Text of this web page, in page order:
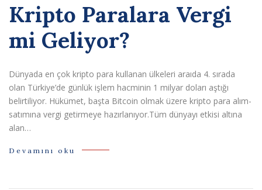
Kripto Paralara Vergi
mi Geliyor?
Dünyada en çok kripto para kullanan ülkeleri araıda 4. sırada
olan Türkiye’de günlük işlem hacminin 1 milyar doları aştığı
belirtiliyor. Hükümet, başta Bitcoin olmak üzere kripto para alım-
satımına vergi getirmeye hazırlanıyor.Tüm dünyayı etkisi altına
alan…
Devamını oku